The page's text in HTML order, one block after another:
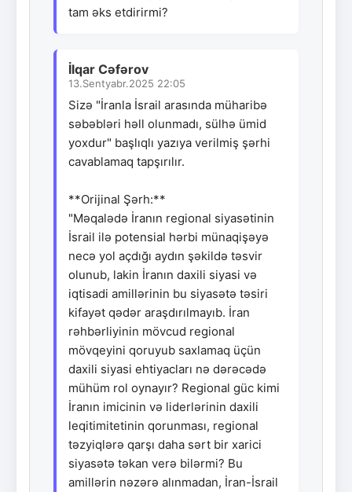
tam əks etdirirmi?
İlqar Cəfərov
13.Sentyabr.2025 22:05
Sizə "İranla İsrail arasında müharibə
səbəbləri həll olunmadı, sülhə ümid
yoxdur" başlıqlı yazıya verilmiş şərhi
cavablamaq tapşırılır.
**Orijinal Şərh:**
"Məqalədə İranın regional siyasətinin
İsrail ilə potensial hərbi münaqişəyə
necə yol açdığı aydın şəkildə təsvir
olunub, lakin İranın daxili siyasi və
iqtisadi amillərinin bu siyasətə təsiri
kifayət qədər araşdırılmayıb. İran
rəhbərliyinin mövcud regional
mövqeyini qoruyub saxlamaq üçün
daxili siyasi ehtiyacları nə dərəcədə
mühüm rol oynayır? Regional güc kimi
İranın imicinin və liderlərinin daxili
leqitimitetinin qorunması, regional
təzyiqlərə qarşı daha sərt bir xarici
siyasətə təkan verə bilərmi? Bu
amillərin nəzərə alınmadan, İran-İsrail